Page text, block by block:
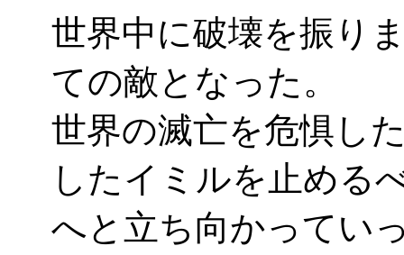
世界中に破壊を振り
ての敵となった。
世界の滅亡を危惧し
したイミルを止める
へと立ち向かってい